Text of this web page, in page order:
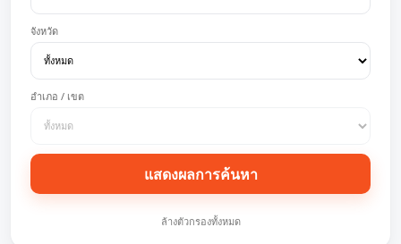
จังหวัด
อำเภอ / เขต
แสดงผลการค้นหา
ล้างตัวกรองทั้งหมด